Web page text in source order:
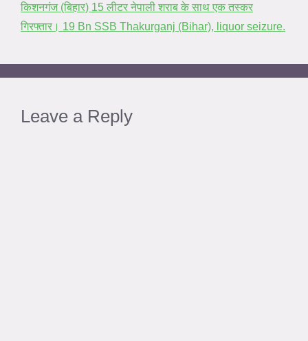
किशनगंज (बिहार) 15 लीटर नेपाली शराब के साथ एक तस्कर
गिरफ्तार। 19 Bn SSB Thakurganj (Bihar), liquor seizure.
Leave a Reply